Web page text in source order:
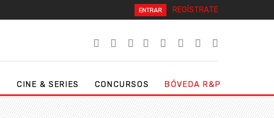
ENTRAR REGÍSTRATE
CINE & SERIES CONCURSOS BÓVEDA R&P